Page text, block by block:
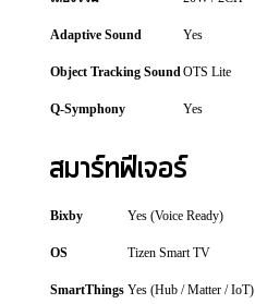
Adaptive Sound Yes
Object Tracking Sound OTS Lite
Q-Symphony Yes
สมาร์ทฟีเจอร์
Bixby Yes (Voice Ready)
OS Tizen Smart TV
SmartThings Yes (Hub / Matter / IoT)